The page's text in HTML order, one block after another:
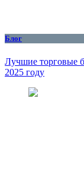
Блог
Лучшие торговые
2025 году